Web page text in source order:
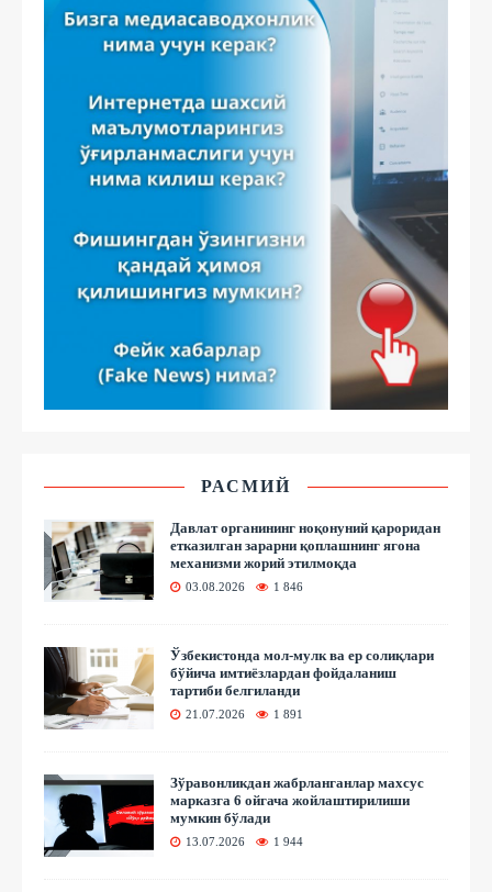
РАСМИЙ
Давлат органининг ноқонуний қароридан
етказилган зарарни қоплашнинг ягона
механизми жорий этилмоқда
03.08.2026 1 846
Ўзбекистонда мол-мулк ва ер солиқлари
бўйича имтиёзлардан фойдаланиш
тартиби белгиланди
21.07.2026 1 891
Зўравонликдан жабрланганлар махсус
марказга 6 ойгача жойлаштирилиши
мумкин бўлади
13.07.2026 1 944